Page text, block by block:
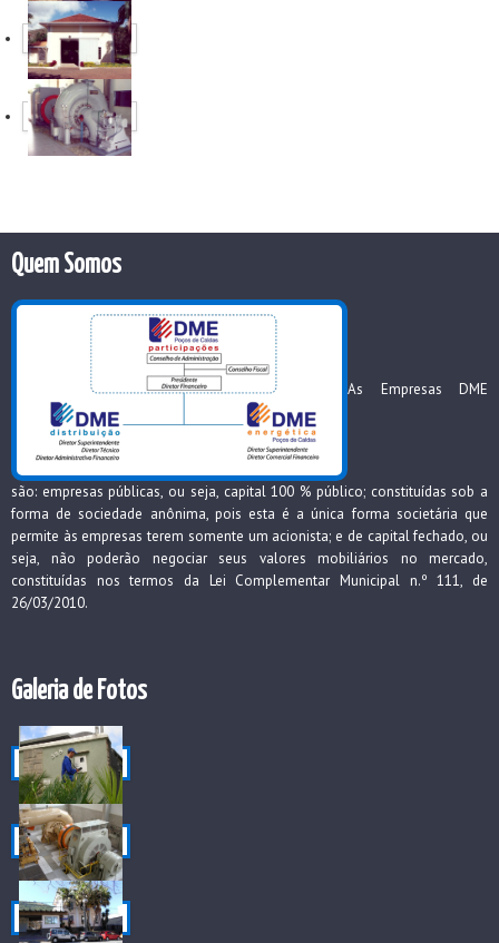
Quem Somos
As Empresas DME
são: empresas públicas, ou seja, capital 100 % público; constituídas sob a
forma de sociedade anônima, pois esta é a única forma societária que
permite às empresas terem somente um acionista; e de capital fechado, ou
seja, não poderão negociar seus valores mobiliários no mercado,
constituídas nos termos da Lei Complementar Municipal n.º 111, de
26/03/2010.
Galeria de Fotos